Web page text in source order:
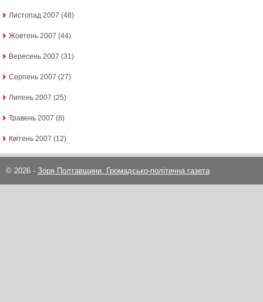
Листопад 2007 (48)
Жовтень 2007 (44)
Вересень 2007 (31)
Серпень 2007 (27)
Липень 2007 (25)
Травень 2007 (8)
Квітень 2007 (12)
© 2026 - Зоря Полтавщини. Громадсько-політична газета